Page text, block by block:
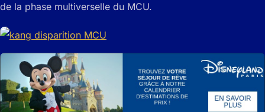
de la phase multiverselle du MCU.